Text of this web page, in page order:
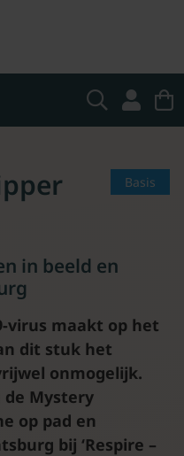
Basis
in beeld en
virus maakt op het
dit stuk het
onmogelijk.
de Mystery
op pad en
bij ‘Respire –